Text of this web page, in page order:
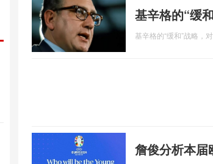
基辛格的“缓
基辛格的“缓和”战略，
詹俊分析本届